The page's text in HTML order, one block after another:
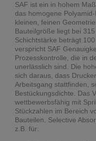
SAF ist ein in hohem
das homogene
kleinen, feinen
Bauteilgröße liegt bei
Schichtstärke beträgt
verspricht SAF
Prozesskontrolle, die in
unerlässlich sind. Die
sich daraus, dass
Arbeitsgang stattfinden,
Bestückungsdichte. Das
wettbewerbsfähig mit
Stückzahlen im Bereich
Bauteilen. Selective
z.B. für: